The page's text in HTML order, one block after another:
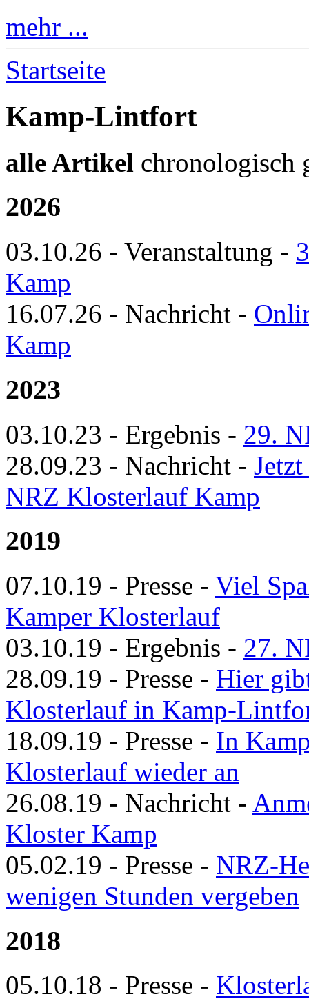
mehr ...
Startseite
Kamp-Lintfort
alle Artikel chronologisch
2026
03.10.26 - Veranstaltung -
Kamp
16.07.26 - Nachricht -
Kamp
2023
03.10.23 - Ergebnis - 29.
28.09.23 - Nachricht -
NRZ Klosterlauf Kamp
2019
07.10.19 - Presse - Viel
Kamper Klosterlauf
03.10.19 - Ergebnis - 27.
28.09.19 - Presse - Hier
Klosterlauf in Kamp-
18.09.19 - Presse - In
Klosterlauf wieder an
26.08.19 - Nachricht -
Kloster Kamp
05.02.19 - Presse - NRZ-
wenigen Stunden vergeben
2018
05.10.18 - Presse -